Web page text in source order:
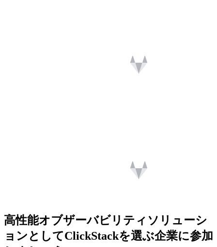
高性能オブザーバビリティソリューシ
ョンとしてClickStackを選ぶ企業に参加